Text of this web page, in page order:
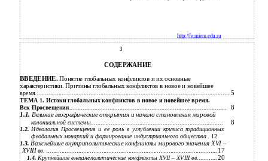
http://fe.miem.edu.ru
3
СОДЕРЖАНИЕ
ВВЕДЕНИЕ.Понятие глобальных конфликтов и их основные
характеристики. Причины глобальных конфликтов в новое и новейшее
время.....................................................................................................................5
ТЕМА 1. Истоки глобальных конфликтов в новое и новейшее время.
Век Просвещения..............................................................................................
8
1.1. Великие географические открытия и начало становления мировой
колониальной системы............................................................................... 8
1.2. Идеология Просвещения и ее роль в углублении кризиса традиционных
феодальных монархий и формирование индустриального общества. 12
1.3. Важнейшие внутриполитические конфликты мирового значения XVI –
XVIII вв....................................................................................................... 17
1.4.Крупнейшие внешнеполитические конфликты ХVII – ХVIII вв............20